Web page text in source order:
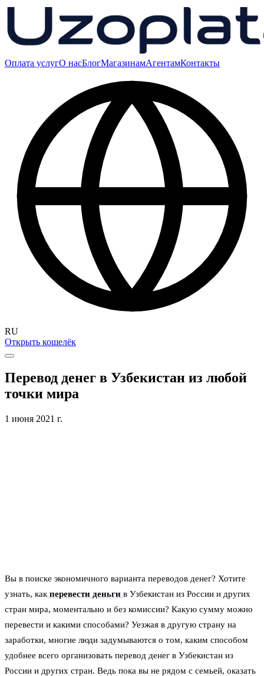
Оплата услугО насБлогМагазинамАгентамКонтакты
RU
Открыть кошелёк
Перевод денег в Узбекистан из любой
точки мира
1 июня 2021 г.
Вы в поиске экономичного варианта переводов денег? Хотите
узнать, как перевести деньги в Узбекистан из России и других
стран мира, моментально и без комиссии? Какую сумму можно
перевести и какими способами? Уезжая в другую страну на
заработки, многие люди задумываются о том, каким способом
удобнее всего организовать перевод денег в Узбекистан из
России и других стран. Ведь пока вы не рядом с семьей, оказать